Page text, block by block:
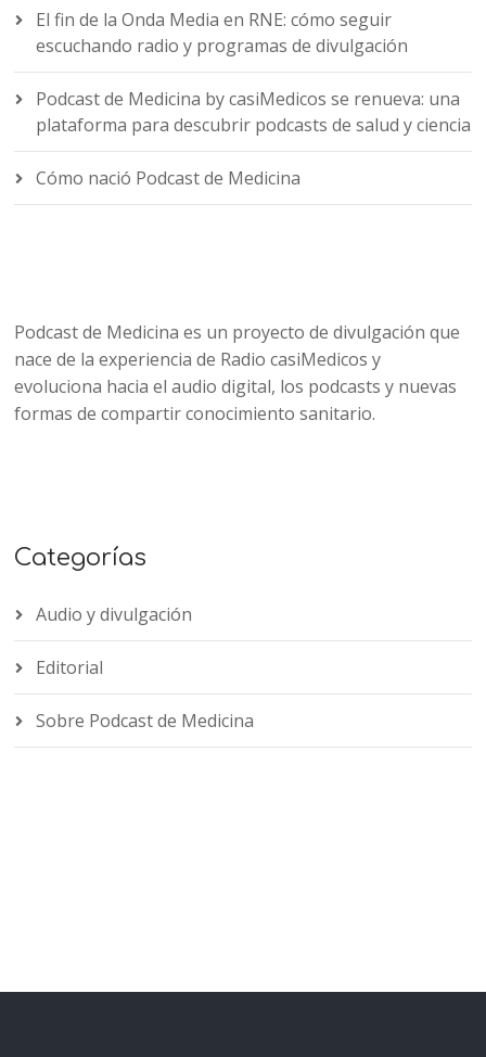
El fin de la Onda Media en RNE: cómo seguir
escuchando radio y programas de divulgación
Podcast de Medicina by casiMedicos se renueva: una
plataforma para descubrir podcasts de salud y ciencia
Cómo nació Podcast de Medicina
Podcast de Medicina es un proyecto de divulgación que
nace de la experiencia de Radio casiMedicos y
evoluciona hacia el audio digital, los podcasts y nuevas
formas de compartir conocimiento sanitario.
Categorías
Audio y divulgación
Editorial
Sobre Podcast de Medicina